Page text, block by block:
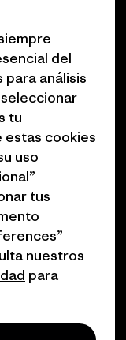
profesionales
afiliados
Patagonia
del
análisis
tu
estas cookies
uso
tus
nuestros
para